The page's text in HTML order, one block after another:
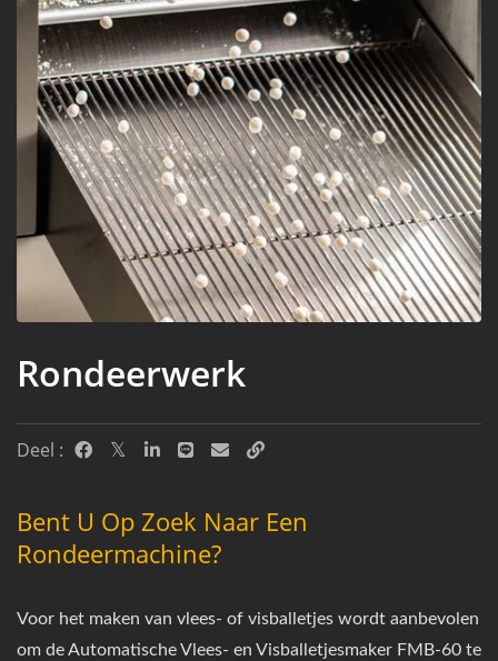
Rondeerwerk
Deel :
Bent U Op Zoek Naar Een
Rondeermachine?
Voor het maken van vlees- of visballetjes wordt aanbevolen
om de Automatische Vlees- en Visballetjesmaker FMB-60 te